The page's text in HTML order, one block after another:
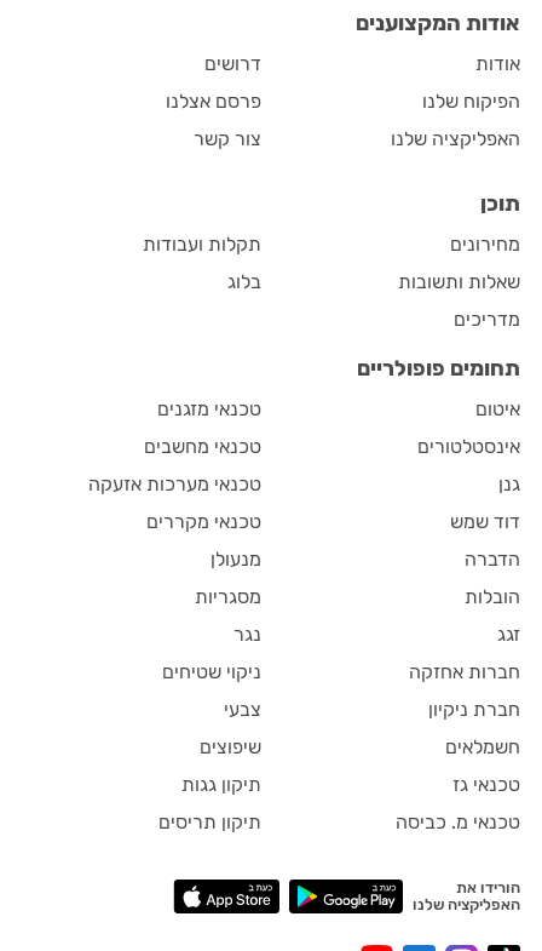
אודות המקצוענים
אודות
הפיקוח שלנו
האפליקציה שלנו
דרושים
פרסם אצלנו
צור קשר
תוכן
מחירונים
שאלות ותשובות
מדריכים
תקלות ועבודות
בלוג
תחומים פופולריים
איטום
אינסטלטורים
גנן
דוד שמש
הדברה
הובלות
זגג
חברות אחזקה
חברת ניקיון
חשמלאים
טכנאי גז
טכנאי מ. כביסה
טכנאי מזגנים
טכנאי מחשבים
טכנאי מערכות אזעקה
טכנאי מקררים
מנעולן
מסגריות
נגר
ניקוי שטיחים
צבעי
שיפוצים
תיקון גגות
תיקון תריסים
הורידו את
האפליקציה שלנו